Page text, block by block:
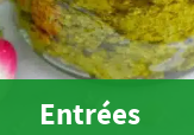
Entrées